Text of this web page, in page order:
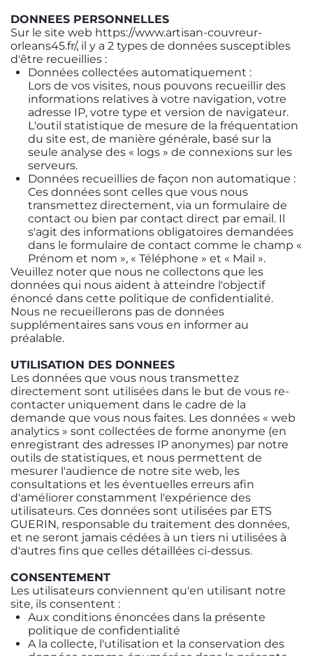
DONNEES PERSONNELLES
Sur le site web https://www.artisan-couvreur-
orleans45.fr/, il y a 2 types de données susceptibles
d'être recueillies :
Données collectées automatiquement :
Lors de vos visites, nous pouvons recueillir des
informations relatives à votre navigation, votre
adresse IP, votre type et version de navigateur.
L'outil statistique de mesure de la fréquentation
du site est, de manière générale, basé sur la
seule analyse des « logs » de connexions sur les
serveurs.
Données recueillies de façon non automatique :
Ces données sont celles que vous nous
transmettez directement, via un formulaire de
contact ou bien par contact direct par email. Il
s'agit des informations obligatoires demandées
dans le formulaire de contact comme le champ «
Prénom et nom », « Téléphone » et « Mail ».
Veuillez noter que nous ne collectons que les
données qui nous aident à atteindre l'objectif
énoncé dans cette politique de confidentialité.
Nous ne recueillerons pas de données
supplémentaires sans vous en informer au
préalable.
UTILISATION DES DONNEES
Les données que vous nous transmettez
directement sont utilisées dans le but de vous re-
contacter uniquement dans le cadre de la
demande que vous nous faites. Les données « web
analytics » sont collectées de forme anonyme (en
enregistrant des adresses IP anonymes) par notre
outils de statistiques, et nous permettent de
mesurer l'audience de notre site web, les
consultations et les éventuelles erreurs afin
d'améliorer constamment l'expérience des
utilisateurs. Ces données sont utilisées par ETS
GUERIN, responsable du traitement des données,
et ne seront jamais cédées à un tiers ni utilisées à
d'autres fins que celles détaillées ci-dessus.
CONSENTEMENT
Les utilisateurs conviennent qu'en utilisant notre
site, ils consentent :
Aux conditions énoncées dans la présente
politique de confidentialité
A la collecte, l'utilisation et la conservation des